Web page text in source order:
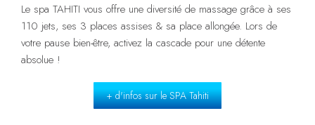
Le spa TAHITI vous offre une diversité de massage grâce à ses
110 jets, ses 3 places assises & sa place allongée. Lors de
votre pause bien-être, activez la cascade pour une détente
absolue !
+ d'infos sur le SPA Tahiti